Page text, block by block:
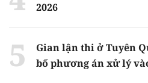
2026
Gian lận thi ở Tuyên
bố phương án xử lý